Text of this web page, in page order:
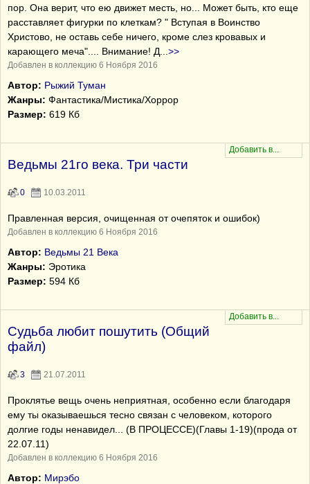
пор. Она верит, что ею движет месть, но... Может быть, кто еще
расставляет фигурки по клеткам? " Вступая в Воинство
Христово, не оставь себе ничего, кроме слез кровавых и
карающего меча".... Внимание! Д
>>
Добавлен в коллекцию 6 Ноября 2016
Автор: Рыжий Туман
Жанры: Фантастика/Мистика/Хоррор
Размер: 619 Кб
Ведьмы 21го века. Три части
0 10.03.2011
Правленная версия, очищенная от очепяток и ошибок)
Добавлен в коллекцию 6 Ноября 2016
Автор: Ведьмы 21 Века
Жанры: Эротика
Размер: 594 Кб
Судьба любит пошутить (Общий
файл)
3 21.07.2011
Проклятье вещь очень неприятная, особенно если благодаря
ему ты оказываешься тесно связан с человеком, которого
долгие годы ненавидел... (В ПРОЦЕССЕ)(Главы 1-19)(прода от
22.07.11)
Добавлен в коллекцию 6 Ноября 2016
Автор: Мирэбо